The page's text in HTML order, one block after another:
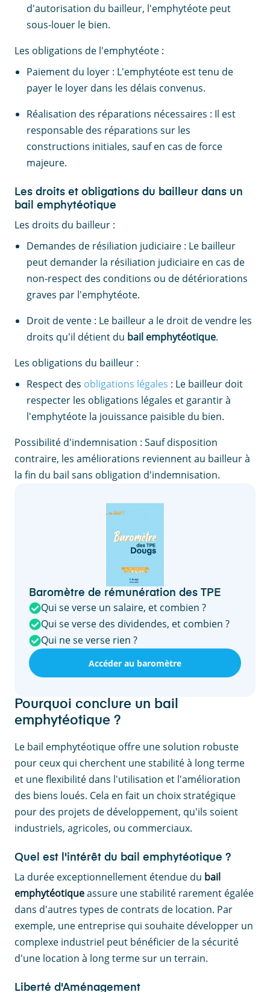
d'autorisation du bailleur, l'emphytéote peut
sous-louer le bien.
Les obligations de l'emphytéote :
Paiement du loyer : L'emphytéote est tenu de
payer le loyer dans les délais convenus.
Réalisation des réparations nécessaires : Il est
responsable des réparations sur les
constructions initiales, sauf en cas de force
majeure.
Les droits et obligations du bailleur dans un
bail emphytéotique
Les droits du bailleur :
Demandes de résiliation judiciaire : Le bailleur
peut demander la résiliation judiciaire en cas de
non-respect des conditions ou de détériorations
graves par l'emphytéote.
Droit de vente : Le bailleur a le droit de vendre les
droits qu'il détient du bail emphytéotique.
Les obligations du bailleur :
Respect des obligations légales : Le bailleur doit
respecter les obligations légales et garantir à
l'emphytéote la jouissance paisible du bien.
Possibilité d'indemnisation : Sauf disposition
contraire, les améliorations reviennent au bailleur à
la fin du bail sans obligation d'indemnisation.
Baromètre de rémunération des TPE
Qui se verse un salaire, et combien ?
Qui se verse des dividendes, et combien ?
Qui ne se verse rien ?
Accéder au baromètre
Pourquoi conclure un bail
emphytéotique ?
Le bail emphytéotique offre une solution robuste
pour ceux qui cherchent une stabilité à long terme
et une flexibilité dans l'utilisation et l'amélioration
des biens loués. Cela en fait un choix stratégique
pour des projets de développement, qu'ils soient
industriels, agricoles, ou commerciaux.
Quel est l'intérêt du bail emphytéotique ?
La durée exceptionnellement étendue du bail
emphytéotiqueassure une stabilité rarement égalée
dans d'autres types de contrats de location. Par
exemple, une entreprise qui souhaite développer un
complexe industriel peut bénéficier de la sécurité
d'une location à long terme sur un terrain.
Liberté d'Aménagement